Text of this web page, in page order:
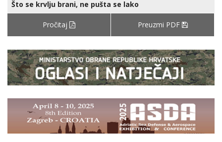
Što se krvlju brani, ne pušta se lako
Pročitaj Preuzmi PDF